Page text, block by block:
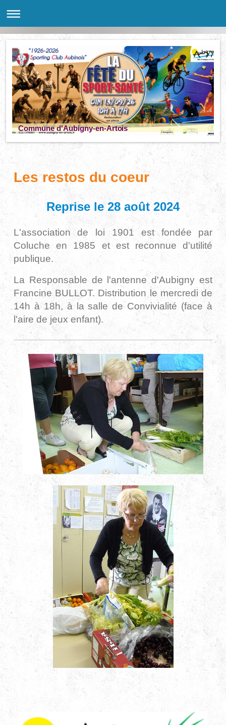
Commune d'Aubigny-en-Artois
Les restos du coeur
Reprise le 28 août 2024
L'association de loi 1901 est fondée par
Coluche en 1985 et est reconnue d'utilité
publique.
La Responsable de l'antenne d'Aubigny est
Francine BULLOT. Distribution le mercredi de
14h à 18h, à la salle de Convivialité (face à
l'aire de jeux enfant).